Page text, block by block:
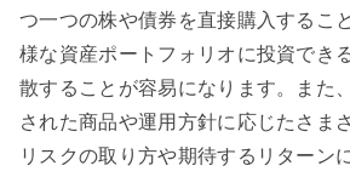
つ一つの株や債券を直接購入するこ
様な資産ポートフォリオに投資でき
散することが容易になります。また
された商品や運用方針に応じたさま
リスクの取り方や期待するリターン